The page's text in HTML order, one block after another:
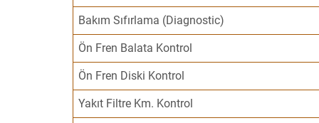
Bakım Sıfırlama (Diagnostic)
Ön Fren Balata Kontrol
Ön Fren Diski Kontrol
Yakıt Filtre Km. Kontrol